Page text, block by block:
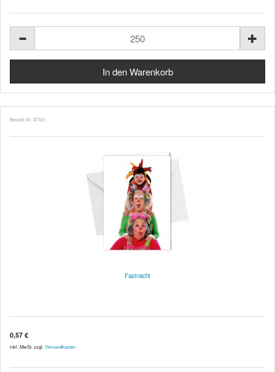
Bestell-Nr. 47161
Fastnacht
0,57 €
inkl. MwSt. zzgl. Versandkosten